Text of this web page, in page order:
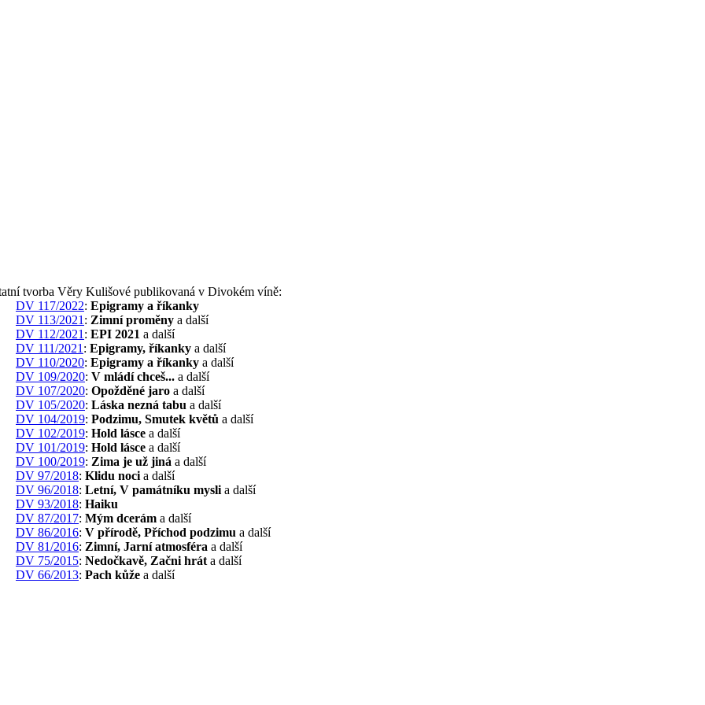
tvorba Věry Kulišové publikovaná v Divokém víně:
DV 117/2022: Epigramy a říkanky
DV 113/2021 : Zimní proměny a další
DV 112/2021 : EPI 2021 a další
DV 111/2021 : Epigramy, říkanky a další
DV 110/2020: Epigramy a říkanky a další
DV 109/2020: V mládí chceš... a další
DV 107/2020: Opožděné jaro a další
DV 105/2020: Láska nezná tabu a další
DV 104/2019: Podzimu, Smutek květů a další
DV 102/2019: Hold lásce a další
DV 101/2019: Hold lásce a další
DV 100/2019: Zima je už jiná a další
DV 97/2018: Klidu noci a další
DV 96/2018: Letní, V památníku mysli a další
DV 93/2018: Haiku
DV 87/2017: Mým dcerám a další
DV 86/2016: V přírodě, Příchod podzimu a další
DV 81/2016: Zimní, Jarní atmosféra a další
DV 75/2015: Nedočkavě, Začni hrát a další
DV 66/2013: Pach kůže a další